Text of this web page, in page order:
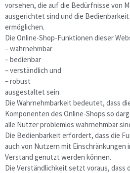
vorsehen, die auf die Bedürfnisse von
ausgerichtet sind und die
ermöglichen.
Die Online-Shop-Funktionen dieser
– wahrnehmbar
– bedienbar
– verständlich und
– robust
ausgestaltet sein.
Die Wahrnehmbarkeit bedeutet, dass
Komponenten des Online-Shops so
alle Nutzer problemlos wahrnehmbar
Die Bedienbarkeit erfordert, dass die
auch von Nutzern mit Einschränkungen
Verstand genutzt werden können.
Die Verständlichkeit setzt voraus, dass